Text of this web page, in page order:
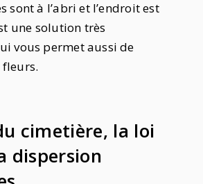
sont à l’abri et l’endroit est
une solution très
vous permet aussi de
cimetière, la loi
dispersion